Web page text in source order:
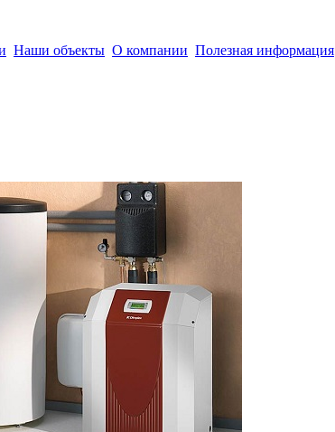
Наши объекты О компании Полезная информация